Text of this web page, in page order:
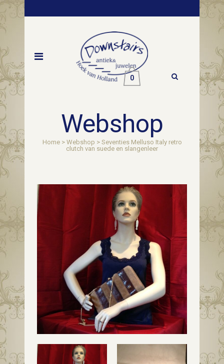
0
Webshop
Home> Webshop > Seventies Melluso Italy retro
clutch van suede en slangenleer